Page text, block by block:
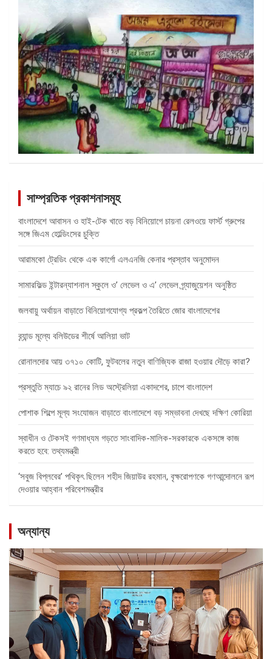
সাম্প্রতিক প্রকাশনাসমূহ
বাংলাদেশে আবাসন ও হাই-টেক খাতে বড় বিনিয়োগে চায়না রেলওয়ে ফার্স্ট গ্রুপের
সঙ্গে জিএম হোল্ডিংসের চুক্তি
আরামকো ট্রেডিং থেকে এক কার্গো এলএনজি কেনার প্রস্তাব অনুমোদন
সামারফিল্ড ইন্টারন্যাশনাল স্কুলে ও’ লেভেল ও এ’ লেভেল গ্র্যাজুয়েশন অনুষ্ঠিত
জলবায়ু অর্থায়ন বাড়াতে বিনিয়োগযোগ্য প্রকল্প তৈরিতে জোর বাংলাদেশের
ব্র্যান্ড মূল্যে বলিউডের শীর্ষে আলিয়া ভাট
রোনালদোর আয় ৩৭১০ কোটি, ফুটবলের নতুন বাণিজ্যিক রাজা হওয়ার দৌড়ে কারা?
প্রস্তুতি ম্যাচে ৯২ রানের লিড অস্ট্রেলিয়া একাদশের, চাপে বাংলাদেশ
পোশাক শিল্পে মূল্য সংযোজন বাড়াতে বাংলাদেশে বড় সম্ভাবনা দেখছে দক্ষিণ কোরিয়া
স্বাধীন ও টেকসই গণমাধ্যম গড়তে সাংবাদিক-মালিক-সরকারকে একসঙ্গে কাজ
করতে হবে: তথ্যমন্ত্রী
‘সবুজ বিপ্লবের’ পথিকৃৎ ছিলেন শহীদ জিয়াউর রহমান, বৃক্ষরোপণকে গণআন্দোলনে রূপ
দেওয়ার আহ্বান পরিবেশমন্ত্রীর
অন্যান্য